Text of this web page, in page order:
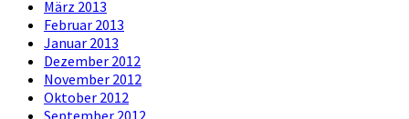
März 2013
Februar 2013
Januar 2013
Dezember 2012
November 2012
Oktober 2012
September 2012